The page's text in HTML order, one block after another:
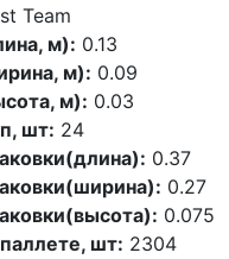
Team
м): 0.13
м): 0.09
м): 0.03
шт: 24
0.37
0.27
0.075
шт: 2304